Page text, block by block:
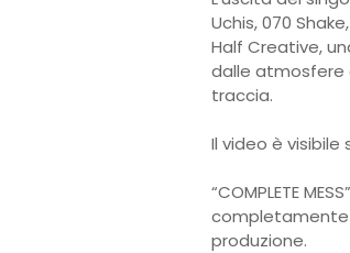
Uchis, 070
Half Creative,
dalle atmosfere
traccia.
Il video è visibile
“COMPLETE
completamente
produzione.